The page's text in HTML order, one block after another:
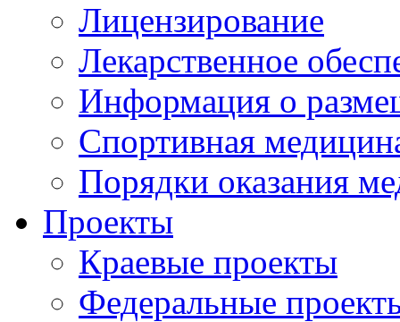
Лицензирование
Лекарственное
Информация о
Спортивная
Порядки оказания
Проекты
Краевые проекты
Федеральные